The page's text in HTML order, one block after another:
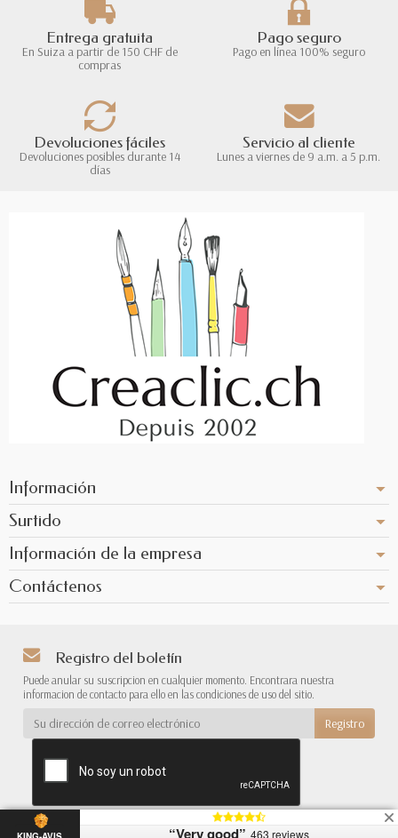
Entrega gratuita
En Suiza a partir de 150 CHF de
compras
Pago seguro
Pago en línea 100% seguro
Devoluciones fáciles
Devoluciones posibles durante 14
días
Servicio al cliente
Lunes a viernes de 9 a.m. a 5 p.m.
Información
Surtido
Información de la empresa
Contáctenos
Registro del boletín
Puede anular su suscripcion en cualquier momento. Encontrara nuestra
informacion de contacto para ello en las condiciones de uso del sitio.
“Very good” 463 reviews